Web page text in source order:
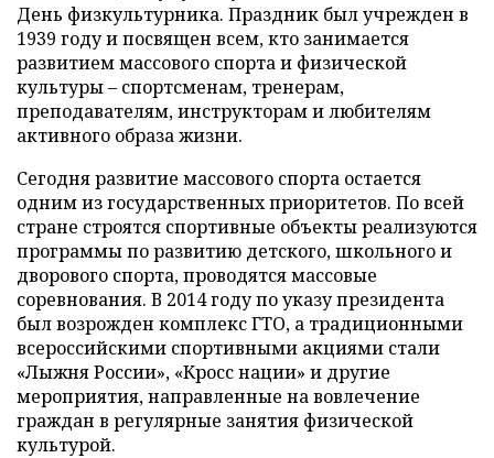
День физкультурника. Праздник был учрежден в
1939 году и посвящен всем, кто занимается
развитием массового спорта и физической
культуры – спортсменам, тренерам,
преподавателям, инструкторам и любителям
активного образа жизни.
Сегодня развитие массового спорта остается
одним из государственных приоритетов. По всей
стране строятся спортивные объекты реализуются
программы по развитию детского, школьного и
дворового спорта, проводятся массовые
соревнования. В 2014 году по указу президента
был возрожден комплекс ГТО, а традиционными
всероссийскими спортивными акциями стали
«Лыжня России», «Кросс нации» и другие
мероприятия, направленные на вовлечение
граждан в регулярные занятия физической
культурой.